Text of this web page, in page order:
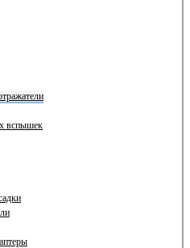
вспышек